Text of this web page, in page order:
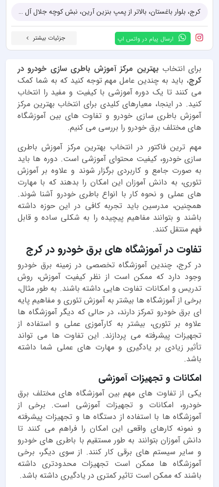
کرج، بلوار باغستان، بالاتر از پمپ بنزین آرین، نبش کوچه جلال آل احمد، آکادمی فنی نو
ارسال پیام در واتس اپ جزئیات بیشتر
برای انتخاب بهترین مرکز آموزش باطری سازی خودرو در
کرج، باید به چندین عامل مهم توجه کنید که به شما کمک
می کنند تا یک دوره آموزشی با کیفیت و مفید را انتخاب
کنید. در اینجا، معیارهای کلیدی برای انتخاب بهترین مرکز
آموزش باطری سازی خودرو و تفاوت های بین آموزشگاه
های مختلف برق خودرو را بررسی می کنیم.
مهم ترین فاکتور در انتخاب بهترین مرکز آموزش باطری
سازی خودرو، کیفیت محتوای آموزشی است. دوره ها باید
به صورت جامع و کاربردی برگزار شوند و علاوه بر آموزش
تئوری، به دانش آموزان این امکان را بدهند که با مهارت
های عملی و نحوه کار با انواع باطری خودرو آشنا شوند.
همچنین، مدرسین باید تجربه کافی در این حوزه داشته
باشند و بتوانند مفاهیم پیچیده را به شکلی ساده و قابل
فهم منتقل کنند.
تفاوت در آموزشگاه های برق خودرو در کرج
در کرج، چندین آموزشگاه تخصصی در زمینه برق خودرو
وجود دارد که ممکن است از نظر کیفیت آموزش، روش
تدریس و امکانات تفاوت هایی داشته باشند. به طور مثال،
برخی از آموزشگاه ها بیشتر به آموزش تئوری و مفاهیم پایه
ای برق خودرو تمرکز دارند، در حالی که دیگر آموزشگاه ها
علاوه بر تئوری، بیشتر به کارآموزی عملی و استفاده از
تجهیزات پیشرفته می پردازند. این تفاوت ها می تواند
تأثیر زیادی بر یادگیری و مهارت های عملی شما داشته
باشد.
امکانات و تجهیزات آموزشی
یکی از تفاوت های مهم بین آموزشگاه های مختلف برق
خودرو، امکانات و تجهیزات آموزشی است. برخی از
آموزشگاه ها با استفاده از دستگاه ها و تجهیزات پیشرفته
و نمونه کارهای واقعی این امکان را فراهم می کنند تا
دانش آموزان بتوانند به طور مستقیم با باطری های خودرو
و سایر سیستم های برقی کار کنند. از سوی دیگر، برخی
آموزشگاه ها ممکن است تجهیزات محدودتری داشته
باشند که ممکن است تاثیر کمتری در یادگیری داشته باشد.